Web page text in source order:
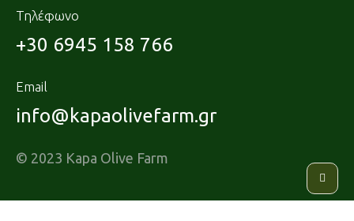
Τηλέφωνο
+30 6945 158 766
Email
info@kapaolivefarm.gr
© 2023 Kapa Olive Farm